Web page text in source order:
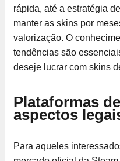
rápida, até a estratégia
manter as skins por
valorização. O
tendências são
deseje lucrar com skins
Plataformas
aspectos
Para aqueles